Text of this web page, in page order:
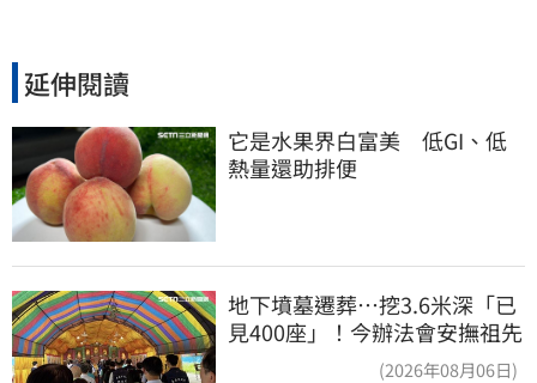
延伸閱讀
它是水果界白富美　低GI、低
熱量還助排便
地下墳墓遷葬…挖3.6米深「已
見400座」！今辦法會安撫祖先
(2026年08月06日)